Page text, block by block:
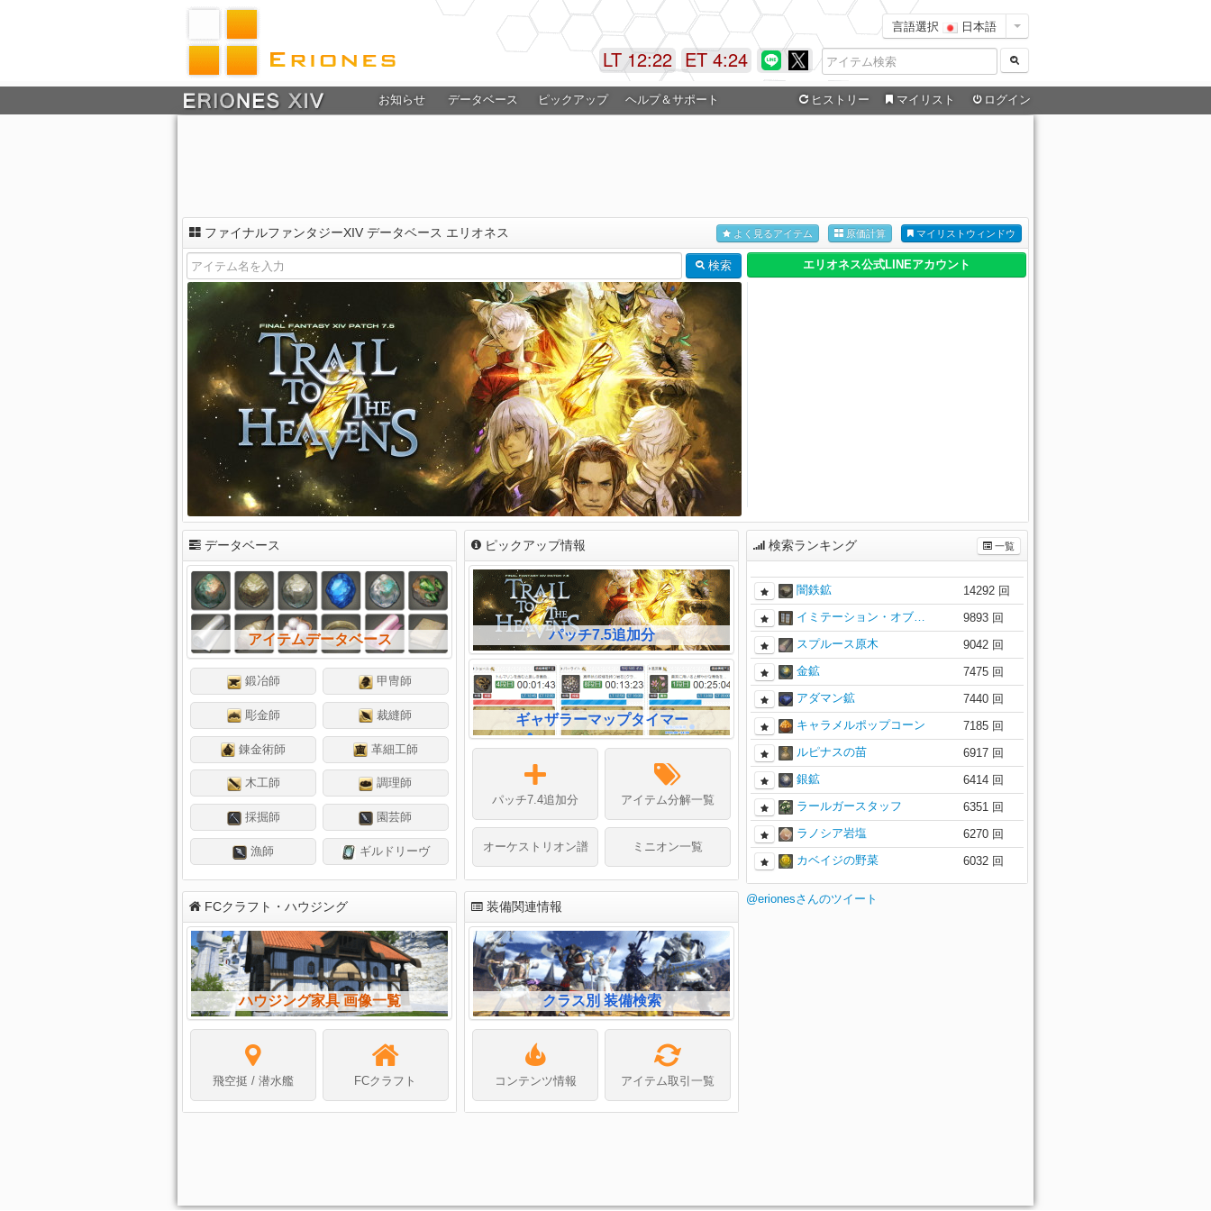
言語選択 日本語
ET 4:24
LT 12:22
お知らせ データベース ピックアップ ヘルプ＆サポート ヒストリー マイリスト ログイン
ファイナルファンタジーXIV データベース エリオネス マイリストウィンドウ
原価計算
よく見るアイテム
検索 エリオネス公式LINEアカウント
データベース
アイテムデータベース
鍛冶師 甲冑師
彫金師 裁縫師
錬金術師 革細工師
木工師 調理師
採掘師 園芸師
漁師 ギルドリーヴ
ピックアップ情報
パッチ7.5追加分
ギャザラーマップタイマー
パッチ7.4追加分 アイテム分解一覧
オーケストリオン譜 ミニオン一覧
検索ランキング 一覧
闇鉄鉱
14292 回
イミテーション・オブ…
9893 回
スプルース原木
9042 回
金鉱
7475 回
アダマン鉱
7440 回
キャラメルポップコーン
7185 回
ルピナスの苗
6917 回
銀鉱
6414 回
ラールガースタッフ
6351 回
ラノシア岩塩
6270 回
カベイジの野菜
6032 回
FCクラフト・ハウジング
ハウジング家具 画像一覧
飛空挺 / 潜水艦 FCクラフト
装備関連情報
クラス別 装備検索
コンテンツ情報 アイテム取引一覧
@erionesさんのツイート